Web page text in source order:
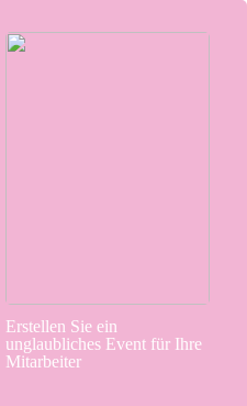
Erstellen Sie ein
unglaubliches Event für Ihre
Mitarbeiter